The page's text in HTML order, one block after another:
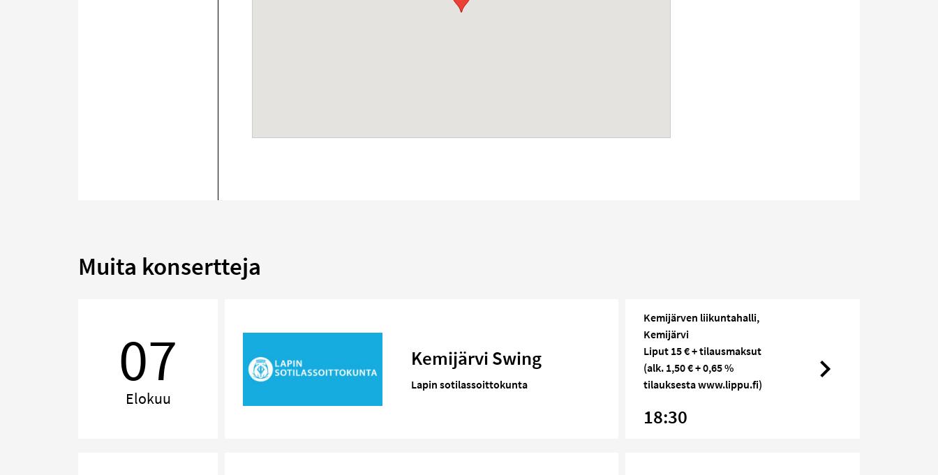
Muita konsertteja
07
Elokuu
Kemijärvi Swing
Lapin sotilassoittokunta
Kemijärven liikuntahalli,
Kemijärvi
Liput 15 € + tilausmaksut
(alk. 1,50 € + 0,65 %
tilauksesta www.lippu.fi)
18:30